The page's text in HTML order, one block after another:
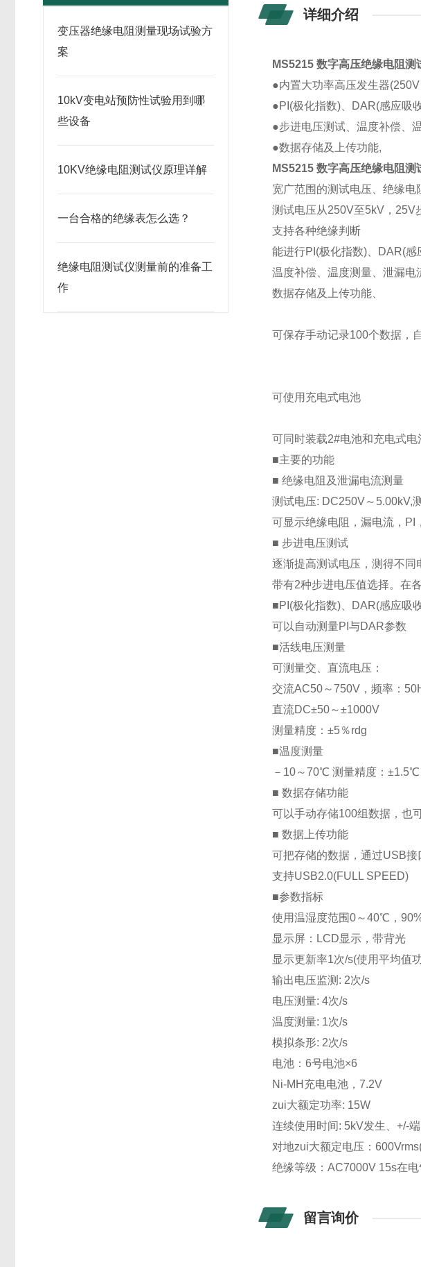
变压器绝缘电阻测量现场试验方
案
10kV变电站预防性试验用到哪
些设备
10KV绝缘电阻测试仪原理详解
一台合格的绝缘表怎么选？
绝缘电阻测试仪测量前的准备工
作
详细介绍
MS5215 数字高压绝缘电阻测
●内置大功率高压发生器
●PI(极化指数)、DAR(感应吸
●步进电压测试、温度补偿、
●数据存储及上传功能,
MS5215 数字高压绝缘电阻测
宽广范围的测试电压、绝缘电
测试电压从250V至5kV，25V
支持各种绝缘判断
能进行PI(极化指数)、DAR(
温度补偿、温度测量、泄漏电
数据存储及上传功能、
可保存手动记录100个数据，
可使用充电式电池
可同时装载2#电池和充电式电
■主要的功能
■ 绝缘电阻及泄漏电流测量
测试电压: DC250V～5.00kV,
可显示绝缘电阻，漏电流，PI
■ 步进电压测试
逐渐提高测试电压，测得不
带有2种步进电压值选择。在
■PI(极化指数)、DAR(感应吸
可以自动测量PI与DAR参数
■活线电压测量
可测量交、直流电压：
交流AC50～750V，频率：
直流DC±50～±1000V
测量精度：±5％rdg
■温度测量
－10～70℃ 测量精度：±1.5℃
■ 数据存储功能
可以手动存储100组数据，也
■ 数据上传功能
可把存储的数据，通过USB
支持USB2.0(FULL SPEED)
■参数指标
使用温湿度范围0～40℃，
显示屏：LCD显示，带背光
显示更新率1次/s(使用平均值
输出电压监测: 2次/s
电压测量: 4次/s
温度测量: 1次/s
模拟条形: 2次/s
电池：6号电池×6
Ni-MH 充电电池，7.2V
zui大额定功率: 15W
连续使用时间: 5kV发生、+/-
对地zui大额定电压：
绝缘等级：AC7000V 15s在
留言询价